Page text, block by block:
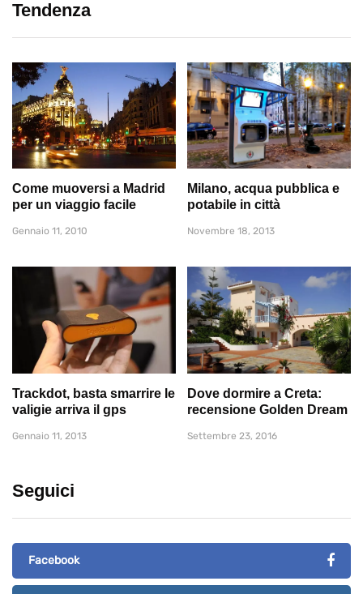
Tendenza
Come muoversi a Madrid
per un viaggio facile
Gennaio 11, 2010
Milano, acqua pubblica e
potabile in città
Novembre 18, 2013
Trackdot, basta smarrire le
valigie arriva il gps
Gennaio 11, 2013
Dove dormire a Creta:
recensione Golden Dream
Settembre 23, 2016
Seguici
Facebook